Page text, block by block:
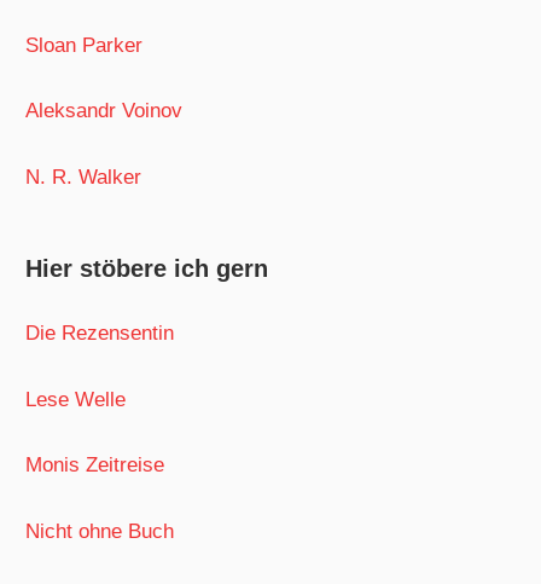
Sloan Parker
Aleksandr Voinov
N. R. Walker
Hier stöbere ich gern
Die Rezensentin
Lese Welle
Monis Zeitreise
Nicht ohne Buch